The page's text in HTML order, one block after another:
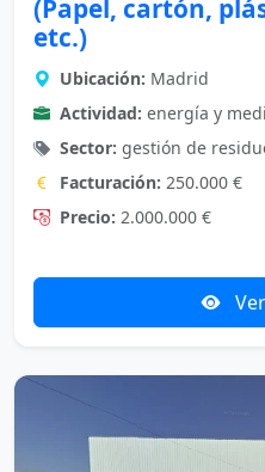
(Papel, cartón,
etc.)
Ubicación: Madrid
Actividad: energía y
Sector: gestión de
Facturación: 250.000 €
Precio: 2.000.000 €